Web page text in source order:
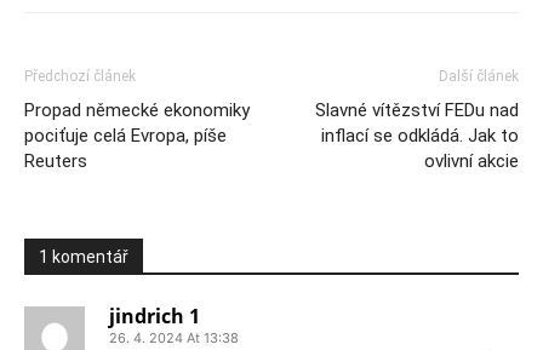
Předchozí článek
Propad německé ekonomiky
pociťuje celá Evropa, píše
Reuters
Další článek
Slavné vítězství FEDu nad
inflací se odkládá. Jak to
ovlivní akcie
1 komentář
jindrich 1
26. 4. 2024 At 13:38